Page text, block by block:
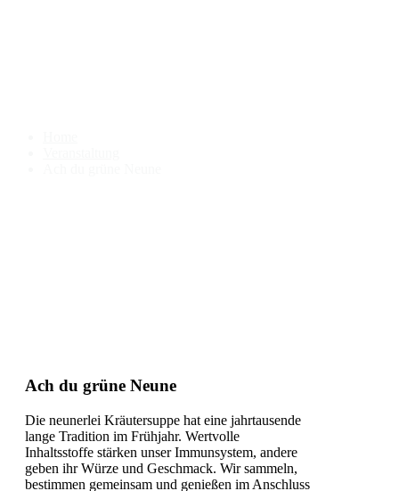
Ach du grüne Neune
Die neunerlei Kräutersuppe hat eine jahrtausende
lange Tradition im Frühjahr. Wertvolle
Inhaltsstoffe stärken unser Immunsystem, andere
geben ihr Würze und Geschmack. Wir sammeln,
bestimmen gemeinsam und genießen im Anschluss